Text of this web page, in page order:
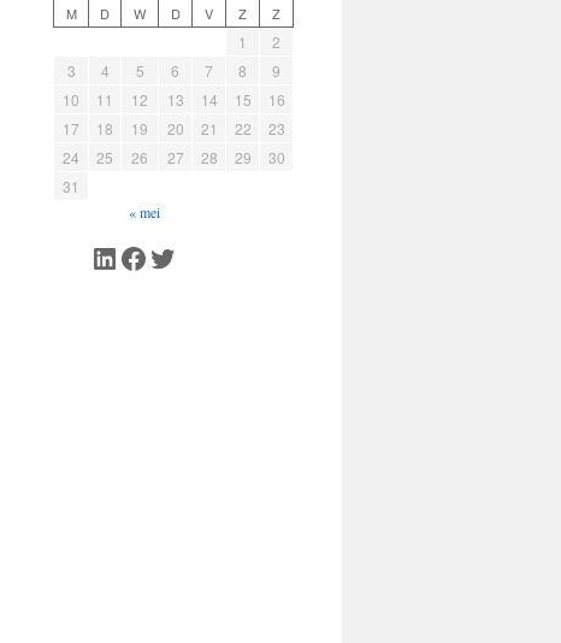
M D W D V Z Z
1
2
3
4 5 6 7 8
9
10
11 12 13 14 15
16
17
18 19 20 21 22
23
24
25 26 27 28 29
30
31
« mei
LinkedIn
Facebook
Twitter